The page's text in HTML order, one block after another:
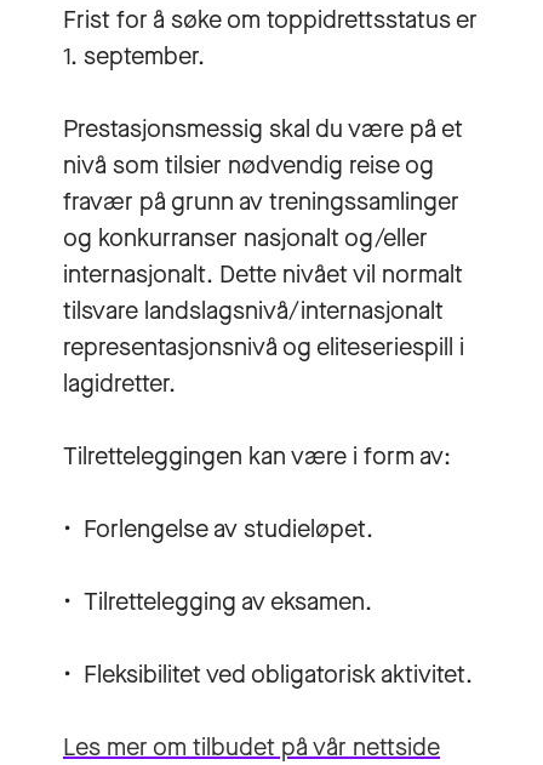
Frist for å søke om toppidrettsstatus er
1. september.
Prestasjonsmessig skal du være på et
nivå som tilsier nødvendig reise og
fravær på grunn av treningssamlinger
og konkurranser nasjonalt og/eller
internasjonalt. Dette nivået vil normalt
tilsvare landslagsnivå/internasjonalt
representasjonsnivå og eliteseriespill i
lagidretter.
Tilretteleggingen kan være i form av:
• Forlengelse av studieløpet.
• Tilrettelegging av eksamen.
• Fleksibilitet ved obligatorisk aktivitet.
Les mer om tilbudet på vår nettside